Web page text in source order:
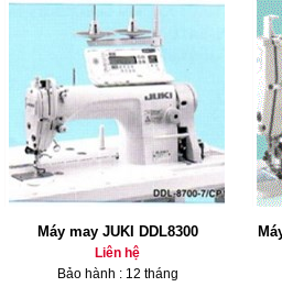
Máy may JUKI DDL8300
Liên hệ
Bảo hành : 12 tháng